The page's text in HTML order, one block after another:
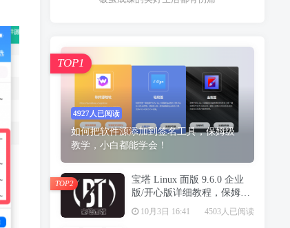
4927人已阅读
如何把软件源添加到签名工具，保姆级
教学，小白都能学会！
TOP1
宝塔 Linux 面版 9.6.0 企业
版/开心版详细教程，保姆级
教学
10月3日 16:41 4503人已阅读
TOP2